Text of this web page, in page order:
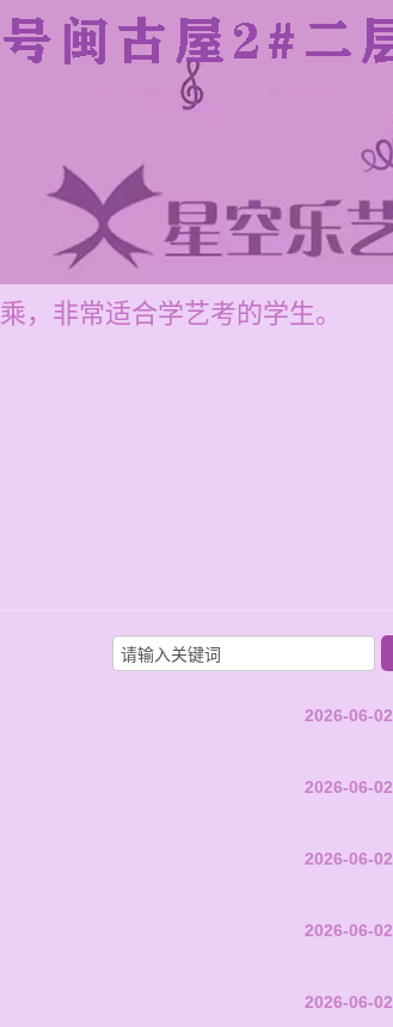
，非常适合学艺考的学生。
2026-06-02
2026-06-02
2026-06-02
2026-06-02
2026-06-02